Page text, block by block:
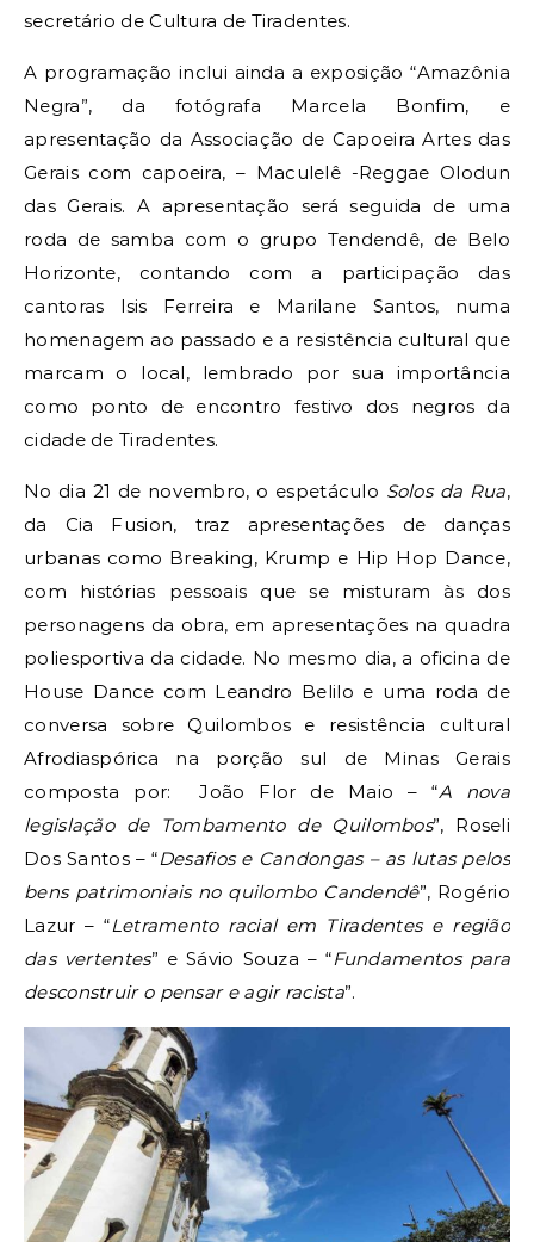
secretário de Cultura de Tiradentes.
A programação inclui ainda a exposição “Amazônia
Negra”, da fotógrafa Marcela Bonfim, e
apresentação da Associação de Capoeira Artes das
Gerais com capoeira, – Maculelê -Reggae Olodun
das Gerais. A apresentação será seguida de uma
roda de samba com o grupo Tendendê, de Belo
Horizonte, contando com a participação das
cantoras Isis Ferreira e Marilane Santos, numa
homenagem ao passado e a resistência cultural que
marcam o local, lembrado por sua importância
como ponto de encontro festivo dos negros da
cidade de Tiradentes.
No dia 21 de novembro, o espetáculo Solos da Rua,
da Cia Fusion, traz apresentações de danças
urbanas como Breaking, Krump e Hip Hop Dance,
com histórias pessoais que se misturam às dos
personagens da obra, em apresentações na quadra
poliesportiva da cidade. No mesmo dia, a oficina de
House Dance com Leandro Belilo e uma roda de
conversa sobre Quilombos e resistência cultural
Afrodiaspórica na porção sul de Minas Gerais
composta por: João Flor de Maio – “A nova
legislação de Tombamento de Quilombos”, Roseli
Dos Santos – “Desafios e Candongas – as lutas pelos
bens patrimoniais no quilombo Candendê”, Rogério
Lazur – “Letramento racial em Tiradentes e região
das vertentes” e Sávio Souza – “Fundamentos para
desconstruir o pensar e agir racista”.